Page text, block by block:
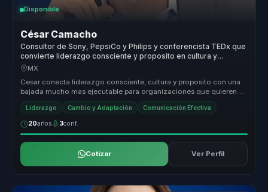
Disponible
César Camacho
Consultor de Sony, PepsiCo y Philips y conferencista TEDx que
convierte liderazgo consciente y proposito en cultura y
desempeno para empresas.
MX
Cesar conecta liderazgo consciente, cultura y proposito con una
bajada mucho mas ejecutable para organizaciones que quieren
fortalecer de...
Liderazgo Cambio y Adaptación Comunicación Efectiva
20años 3conf.
Cotizar Ver Perfil